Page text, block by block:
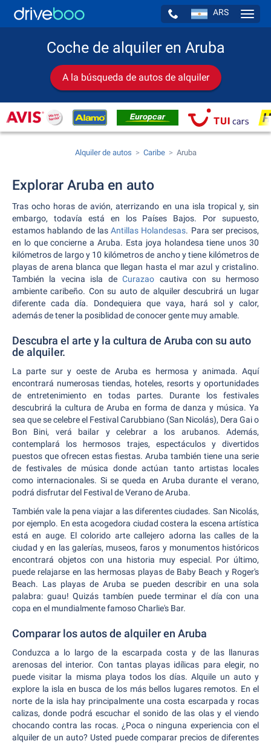
ARS
Coche de alquiler en Aruba
A la búsqueda de autos de alquiler
Alquiler de autos Caribe Aruba
Explorar Aruba en auto
Tras ocho horas de avión, aterrizando en una isla tropical y, sin
embargo, todavía está en los Países Bajos. Por supuesto,
estamos hablando de las Antillas Holandesas. Para ser precisos,
en lo que concierne a Aruba. Esta joya holandesa tiene unos 30
kilómetros de largo y 10 kilómetros de ancho y tiene kilómetros de
playas de arena blanca que llegan hasta el mar azul y cristalino.
También la vecina isla deCurazao cautiva con su hermoso
ambiente caribeño. Con su auto de alquiler descubrirá un lugar
diferente cada día. Dondequiera que vaya, hará sol y calor,
además de tener la posiblidad de conocer gente muy amable.
Descubra el arte y la cultura de Aruba con su auto
de alquiler.
La parte sur y oeste de Aruba es hermosa y animada. Aquí
encontrará numerosas tiendas, hoteles, resorts y oportunidades
de entretenimiento en todas partes. Durante los festivales
descubrirá la cultura de Aruba en forma de danza y música. Ya
sea que se celebre el Festival Carubbiano (San Nicolás), Dera Gai o
Bon Bini, verá bailar y celebrar a los arubanos. Además,
contemplará los hermosos trajes, espectáculos y divertidos
puestos que ofrecen estas fiestas. Aruba también tiene una serie
de festivales de música donde actúan tanto artistas locales
como internacionales. Si se queda en Aruba durante el verano,
podrá disfrutar del Festival de Verano de Aruba.
También vale la pena viajar a las diferentes ciudades. San Nicolás,
por ejemplo. En esta acogedora ciudad costera la escena artística
está en auge. El colorido arte callejero adorna las calles de la
ciudad y en las galerías, museos, faros y monumentos históricos
encontrará objetos con una historia muy especial. Por último,
puede relajarse en las hermosas playas de Baby Beach y Roger's
Beach. Las playas de Aruba se pueden describir en una sola
palabra: guau! Quizás tambíen puede terminar el día con una
copa en el mundialmente famoso Charlie's Bar.
Comparar los autos de alquiler en Aruba
Conduzca a lo largo de la escarpada costa y de las llanuras
arenosas del interior. Con tantas playas idílicas para elegir, no
puede visitar la misma playa todos los días. Alquile un auto y
explore la isla en busca de los más bellos lugares remotos. En el
norte de la isla hay principalmente una costa escarpada y rocas
calizas, donde podrá escuchar el sonido de las olas y el viendo
chocando contra las rocas. ¿Poca o ninguna experiencia con el
alquiler de un auto? Usted puede comparar precios de diferentes